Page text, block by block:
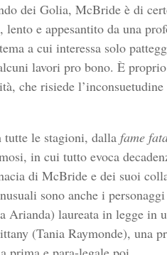
dei Golia, McBride è di
e appesantito da una
a cui interessa solo
lavori pro bono. È
che risiede
le stagioni, dallafame
in cui tutto evoca
di McBride e dei suoi
sono anche i
laureata in legge in
(Tania Raymonde), una